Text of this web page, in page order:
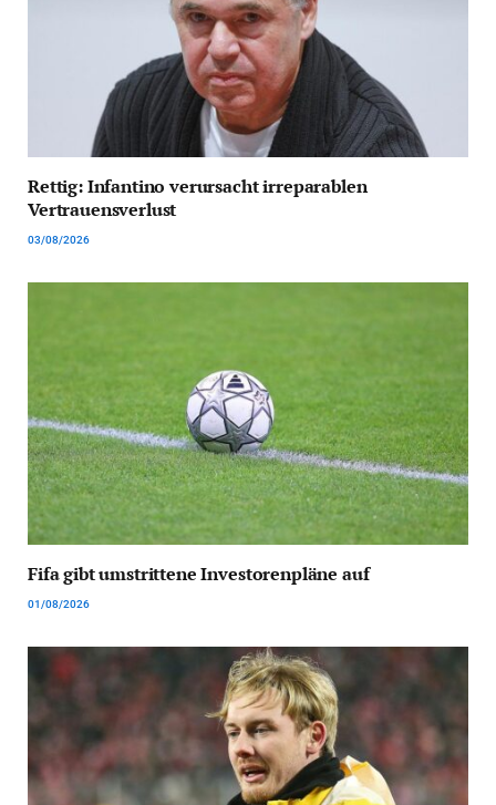
Rettig: Infantino verursacht irreparablen
Vertrauensverlust
03/08/2026
Fifa gibt umstrittene Investorenpläne auf
01/08/2026